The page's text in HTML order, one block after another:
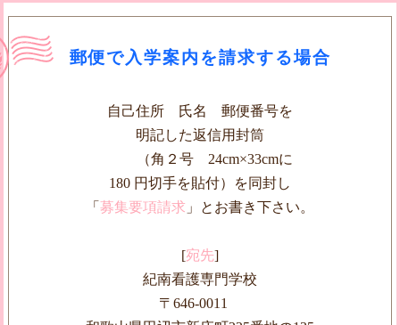
郵便で入学案内を請求する場合
自己住所 氏名 郵便番号を
明記した返信用封筒
（角２号 24cm×33cmに
180 円切手を貼付）を同封し
「 募集要項請求 」とお書き下さい。
[宛先]
紀南看護専門学校
〒646-0011